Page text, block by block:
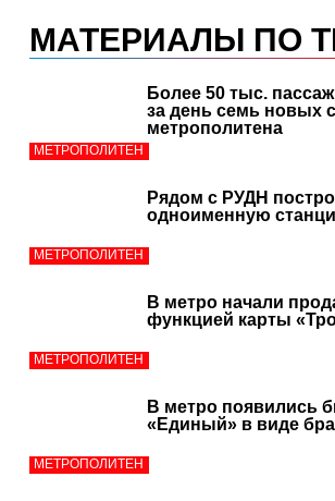
МАТЕРИАЛЫ ПО
МЕТРОПОЛИТЕН
Более 50 тыс.
за день семь новых
метрополитена
МЕТРОПОЛИТЕН
Рядом с РУДН
одноименную
МЕТРОПОЛИТЕН
В метро начали
функцией карты
МЕТРОПОЛИТЕН
В метро появились
«Единый» в виде